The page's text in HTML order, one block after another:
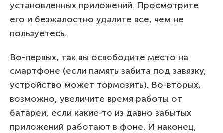
установленных приложений. Просмотрите
его и безжалостно удалите все, чем не
пользуетесь.
Во-первых, так вы освободите место на
смартфоне (если память забита под завязку,
устройство может тормозить). Во-вторых,
возможно, увеличите время работы от
батареи, если какие-то из давно забытых
приложений работают в фоне. И наконец,